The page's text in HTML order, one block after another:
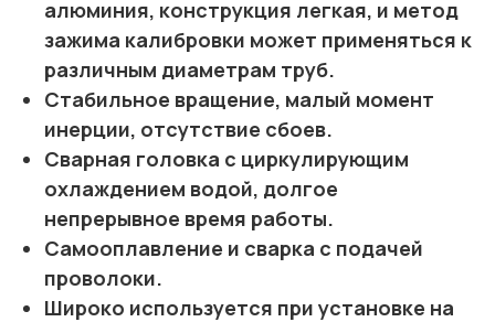
алюминия, конструкция легкая, и метод
зажима калибровки может применяться к
различным диаметрам труб.
Стабильное вращение, малый момент
инерции, отсутствие сбоев.
Сварная головка с циркулирующим
охлаждением водой, долгое
непрерывное время работы.
Самооплавление и сварка с подачей
проволоки.
Широко используется при установке на